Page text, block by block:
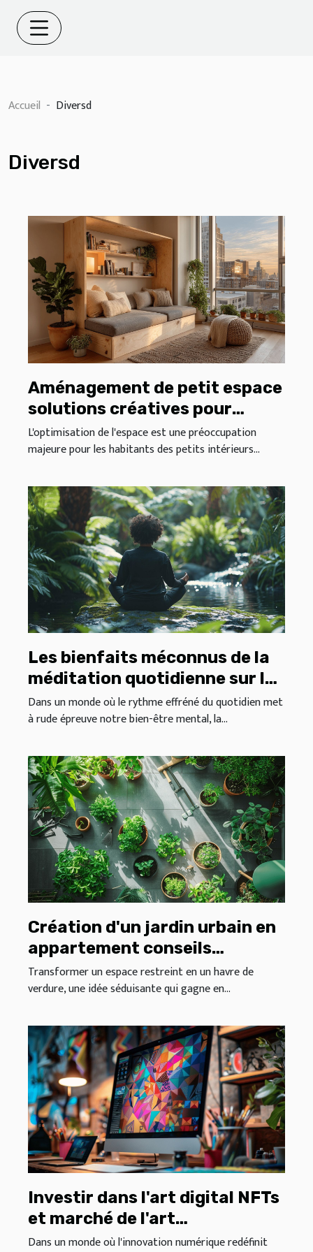
Accueil Diversd
Diversd
Aménagement de petit espace
solutions créatives pour
maximiser votre intérieur
L'optimisation de l'espace est une préoccupation
majeure pour les habitants des petits intérieurs...
Les bienfaits méconnus de la
méditation quotidienne sur la
santé mentale et la
performance
Dans un monde où le rythme effréné du quotidien met
à rude épreuve notre bien-être mental, la...
Création d'un jardin urbain en
appartement conseils
pratiques et avantages
Transformer un espace restreint en un havre de
verdure, une idée séduisante qui gagne en...
Investir dans l'art digital NFTs
et marché de l'art
électronique pour débutants
Dans un monde où l'innovation numérique redéfinit